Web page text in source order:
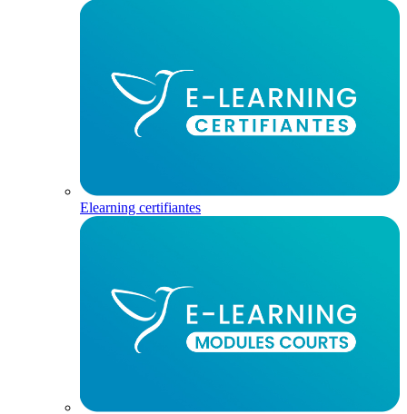
Elearning certifiantes